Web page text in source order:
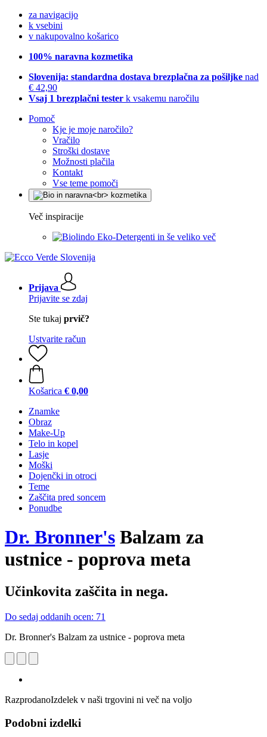
za navigacijo
k vsebini
v nakupovalno košarico
100% naravna kozmetika
Slovenija: standardna dostava brezplačna za pošiljke nad
€ 42,90
Vsaj 1 brezplačni tester k vsakemu naročilu
Pomoč
Kje je moje naročilo?
Vračilo
Stroški dostave
Možnosti plačila
Kontakt
Vse teme pomoči
Več inspiracije
Eko-Detergenti in še veliko več
Prijava
Prijavite se zdaj
Ste tukaj prvič?
Ustvarite račun
Košarica € 0,00
Znamke
Obraz
Make-Up
Telo in kopel
Lasje
Moški
Dojenčki in otroci
Teme
Zaščita pred soncem
Ponudbe
Dr. Bronner's Balzam za
ustnice - poprova meta
Učinkovita zaščita in nega.
Do sedaj oddanih ocen: 71
Dr. Bronner's Balzam za ustnice - poprova meta
RazprodanoIzdelek v naši trgovini ni več na voljo
Podobni izdelki